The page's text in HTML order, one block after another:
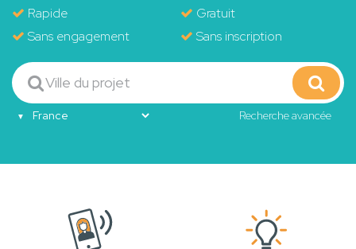
Rapide
Gratuit
Sans engagement
Sans inscription
Recherche avancée